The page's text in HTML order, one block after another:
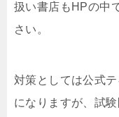
扱い書店もHPの中
さい。
対策としては公式
になりますが、試